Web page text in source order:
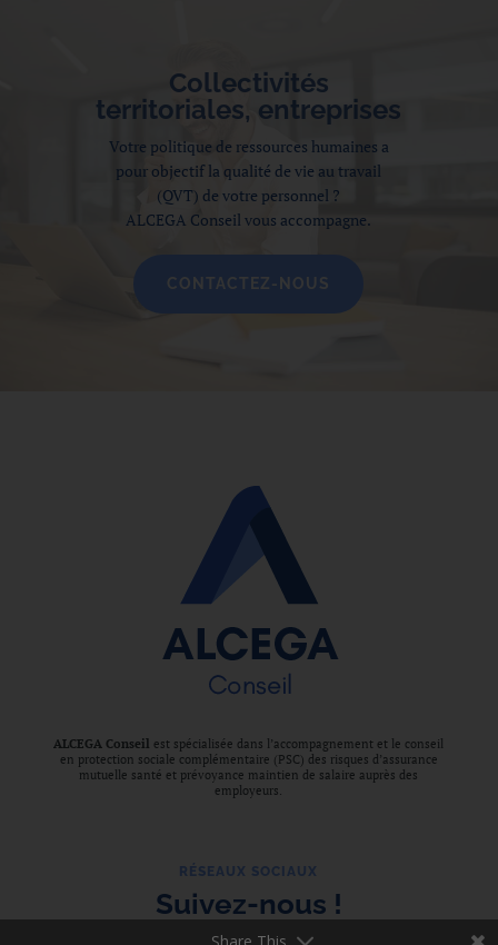
Collectivités
territoriales, entreprises
Votre politique de ressources humaines a
pour objectif la qualité de vie au travail
(QVT) de votre personnel ?
ALCEGA Conseil vous accompagne.
CONTACTEZ-NOUS
ALCEGA Conseil est spécialisée dans l’accompagnement et le conseil
en protection sociale complémentaire (PSC) des risques d’assurance
mutuelle santé et prévoyance maintien de salaire auprès des
employeurs.
RÉSEAUX SOCIAUX
Suivez-nous !